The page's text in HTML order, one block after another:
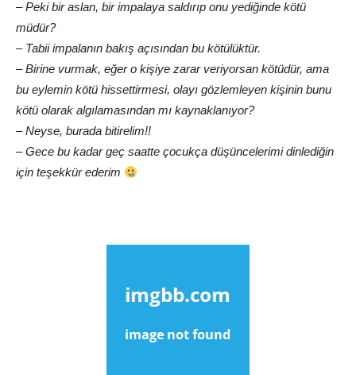
– Peki bir aslan, bir impalaya saldırıp onu yediğinde kötü
müdür?
– Tabii impalanın bakış açısından bu kötülüktür.
– Birine vurmak, eğer o kişiye zarar veriyorsan kötüdür, ama
bu eylemin kötü hissettirmesi, olayı gözlemleyen kişinin bunu
kötü olarak algılamasından mı kaynaklanıyor?
– Neyse, burada bitirelim!!
– Gece bu kadar geç saatte çocukça düşüncelerimi dinlediğin
için teşekkür ederim